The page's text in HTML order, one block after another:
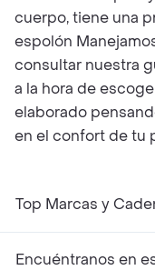
cuerpo, tiene una
espolón
consultar nuestra
a la hora de
elaborado
en el confort de tu
Top Marcas y
Encuéntranos en